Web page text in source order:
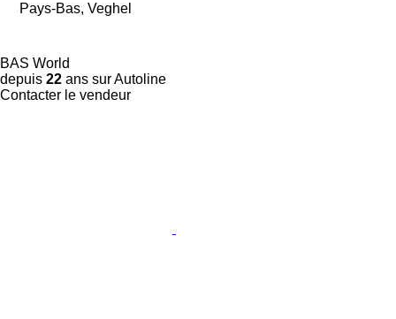
Pays-Bas, Veghel
BAS World
depuis 22 ans sur Autoline
Contacter le vendeur